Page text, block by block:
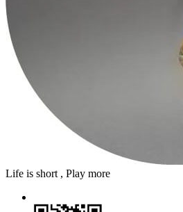
Life is short , Play more